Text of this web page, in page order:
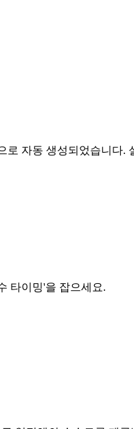
자동 생성되었습니다.
타이밍'을 잡으세요.